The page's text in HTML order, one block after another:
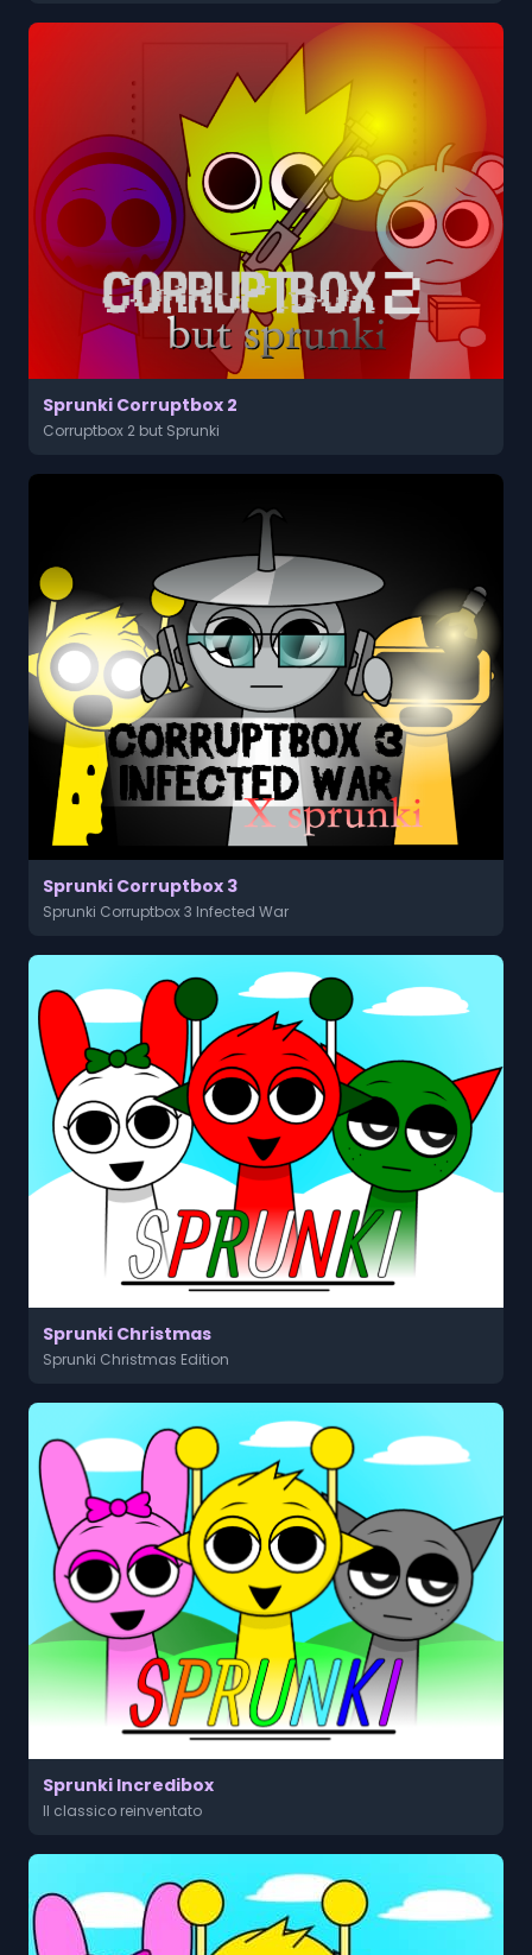
Sprunki Corruptbox 2
Corruptbox 2 but Sprunki
Sprunki Corruptbox 3
Sprunki Corruptbox 3 Infected War
Sprunki Christmas
Sprunki Christmas Edition
Sprunki Incredibox
Il classico reinventato